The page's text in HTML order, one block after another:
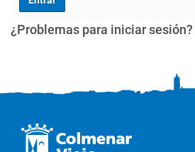
¿Problemas para iniciar sesión?